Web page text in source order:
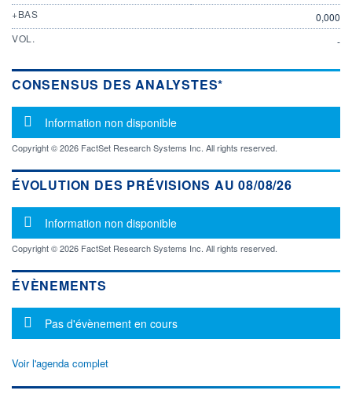
+BAS
0,000
VOL.
-
CONSENSUS DES ANALYSTES*
Message d'information
Information non disponible
Copyright © 2026 FactSet Research Systems Inc. All rights reserved.
ÉVOLUTION DES PRÉVISIONS AU 08/08/26
Message d'information
Information non disponible
Copyright © 2026 FactSet Research Systems Inc. All rights reserved.
ÉVÈNEMENTS
Message d'information
Pas d'évènement en cours
Voir l'agenda complet